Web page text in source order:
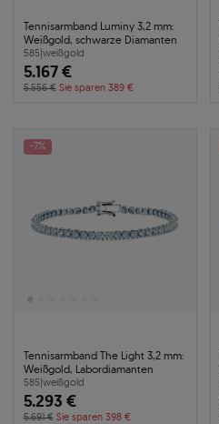
Tennisarmband Luminy 3,2 mm:
Weißgold, schwarze Diamanten
585|weißgold
5.167 €
5.556 € Sie sparen 389 €
-7%
Tennisarmband The Light 3,2 mm:
Weißgold, Labordiamanten
585|weißgold
5.293 €
5.691 € Sie sparen 398 €